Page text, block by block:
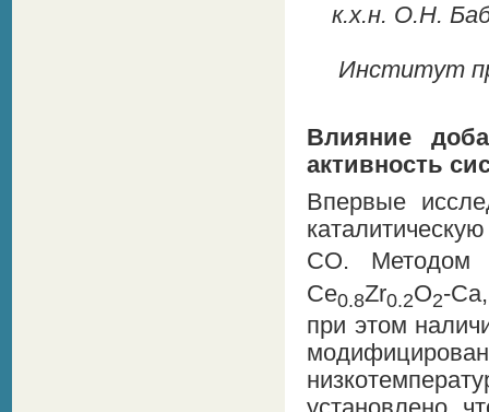
к.х.н. О.Н.
Институт
Влияние
активность
Впервые
CO. Методом
Ce0.8Zr0.2O2-
при этом